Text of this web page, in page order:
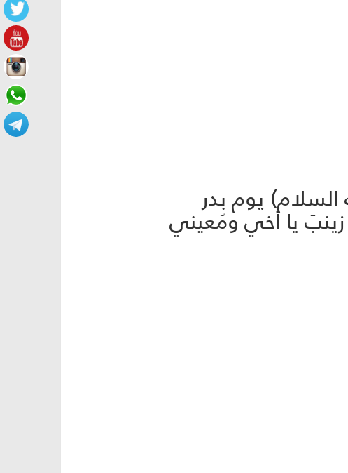
السلام) يوم بدر
يا أخي ومُعيني